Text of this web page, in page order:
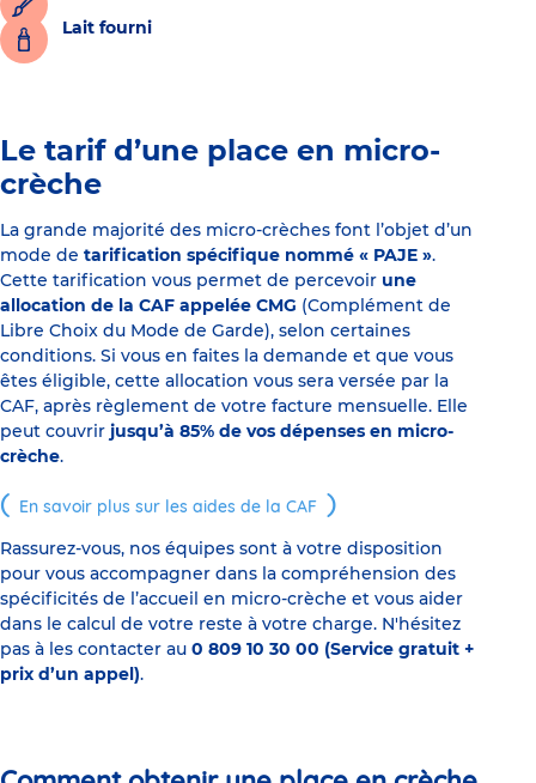
Lait fourni
Le tarif d’une place en micro-
crèche
La grande majorité des micro-crèches font l’objet d’un
mode de tarification spécifique nommé « PAJE ».
Cette tarification vous permet de percevoir une
allocation de la CAF appelée CMG (Complément de
Libre Choix du Mode de Garde), selon certaines
conditions. Si vous en faites la demande et que vous
êtes éligible, cette allocation vous sera versée par la
CAF, après règlement de votre facture mensuelle. Elle
peut couvrir jusqu’à 85% de vos dépenses en micro-
crèche.
En savoir plus sur les aides de la CAF
Rassurez-vous, nos équipes sont à votre disposition
pour vous accompagner dans la compréhension des
spécificités de l’accueil en micro-crèche et vous aider
dans le calcul de votre reste à votre charge. N'hésitez
pas à les contacter au 0 809 10 30 00 (Service gratuit +
prix d’un appel).